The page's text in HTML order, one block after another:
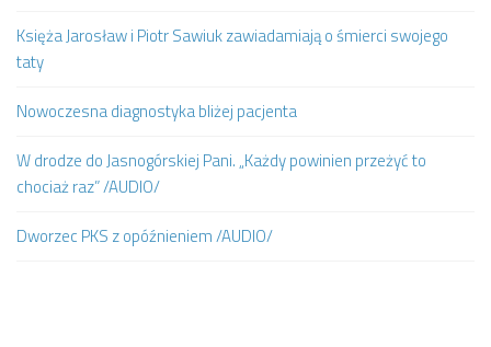
Księża Jarosław i Piotr Sawiuk zawiadamiają o śmierci swojego
taty
Nowoczesna diagnostyka bliżej pacjenta
W drodze do Jasnogórskiej Pani. „Każdy powinien przeżyć to
chociaż raz” /AUDIO/
Dworzec PKS z opóźnieniem /AUDIO/